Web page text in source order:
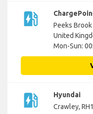
ev_station
Peeks Brook
United
Mon-Sun:
ev_station
Hyundai
Crawley,